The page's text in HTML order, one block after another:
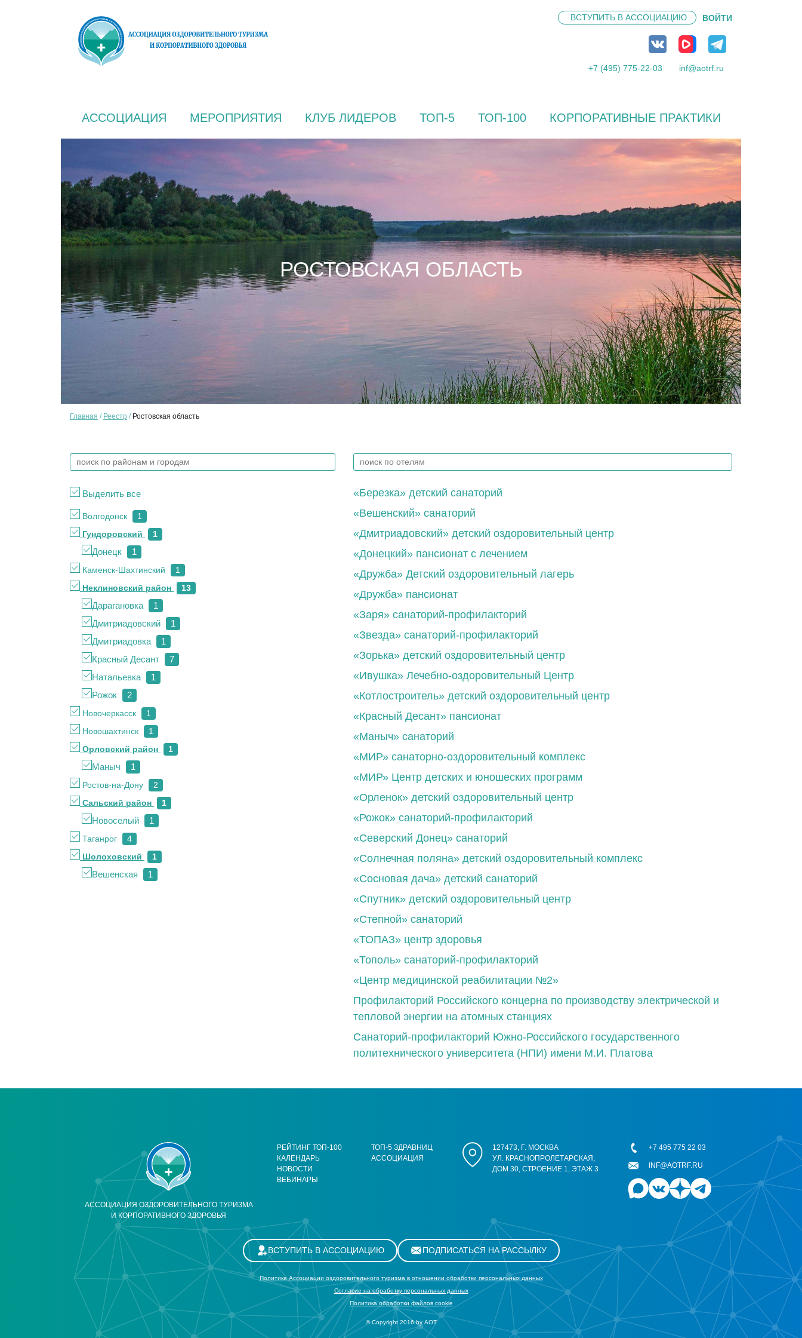
ВСТУПИТЬ В АССОЦИАЦИЮ ВОЙТИ
+7 (495) 775-22-03 inf@aotrf.ru
АССОЦИАЦИЯ МЕРОПРИЯТИЯ КЛУБ ЛИДЕРОВ ТОП-5 ТОП-100 КОРПОРАТИВНЫЕ ПРАКТИКИ
РОСТОВСКАЯ ОБЛАСТЬ
Главная Реестр Ростовская область
Выделить все
Волгодонск
1
Гундоровский
1
Донецк 1
Каменск-Шахтинский
1
Неклиновский район
13
Дарагановка
1
Дмитриадовcкий
1
Дмитриадовка
1
Красный Десант
7
Натальевка
1
Рожок
2
Новочеркасск
1
Новошахтинск
1
Орловский район
1
Маныч 1
Ростов-на-Дону
2
Сальский район
1
Новоселый 1
Таганрог
4
Шолоховский
1
Вешенская 1
«Березка» детский санаторий
«Вешенский» санаторий
«Дмитриадовский» детский оздоровительный центр
«Донецкий» пансионат с лечением
«Дружба» Детский оздоровительный лагерь
«Дружба» пансионат
«Заря» cанаторий-профилакторий
«Звезда» санаторий-профилакторий
«Зорька» детский оздоровительный центр
«Ивушка» Лечебно-оздоровительный Центр
«Котлостроитель» детский оздоровительный центр
«Красный Десант» пансионат
«Маныч» санаторий
«МИР» cанаторно-оздоровительный комплекс
«МИР» Центр детских и юношеских программ
«Орленок» детский оздоровительный центр
«Рожок» санаторий-профилакторий
«Северский Донец» санаторий
«Солнечная поляна» детский оздоровительный комплекс
«Сосновая дача» детский санаторий
«Спутник» детский оздоровительный центр
«Степной» санаторий
«ТОПАЗ» центр здоровья
«Тополь» санаторий-профилакторий
«Центр медицинской реабилитации №2»
Профилакторий Российского концерна по производству электрической и
тепловой энергии на атомных станциях
Санаторий-профилакторий Южно-Российского государственного
политехнического университета (НПИ) имени М.И. Платова
АССОЦИАЦИЯ ОЗДОРОВИТЕЛЬНОГО ТУРИЗМА
И КОРПОРАТИВНОГО ЗДОРОВЬЯ
РЕЙТИНГ ТОП-100
КАЛЕНДАРЬ
НОВОСТИ
ВЕБИНАРЫ
ТОП-5 ЗДРАВНИЦ
АССОЦИАЦИЯ
127473, Г. МОСКВА
УЛ. КРАСНОПРОЛЕТАРСКАЯ,
ДОМ 30, СТРОЕНИЕ 1, ЭТАЖ 3
+7 495 775 22 03
INF@AOTRF.RU
ВСТУПИТЬ В АССОЦИАЦИЮ ПОДПИСАТЬСЯ НА РАССЫЛКУ
Политика Ассоциации оздоровительного туризма в отношении обработки персональных данных
Cогласие на обработку персональных данных
Политика обработки файлов cookie
© Copyright 2016 by АОТ